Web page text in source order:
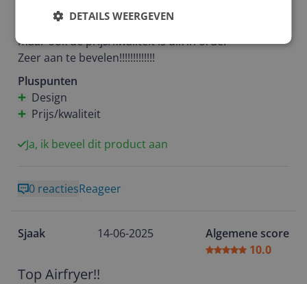
Ik vind dit een top product vanwege het gebruiks
gemak en de vele mogelijkheden die deze pan biedt ,
maar ook de prijs/kwaliteit is dik in orde.
Zeer aan te bevelen!!!!!!!!!!!!!
Pluspunten
Design
Prijs/kwaliteit
Ja, ik beveel dit product aan
0 reactiesReageer
Sjaak 14-06-2025
Algemene score
10.0
Top Airfryer!!
DETAILS WEERGEVEN